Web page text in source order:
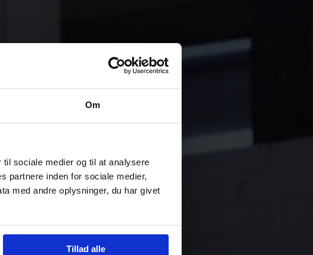
Om
sociale medier og til at analysere
partnere inden for sociale medier,
med andre oplysninger, du har givet
Tillad alle